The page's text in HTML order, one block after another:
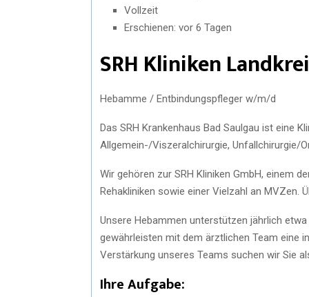
Vollzeit
Erschienen: vor 6 Tagen
SRH Kliniken
Hebamme / Entbindungspfleger w/m/d
Das SRH Krankenhaus Bad Saulgau ist eine
Allgemein-/Viszeralchirurgie, Unfallchirurgie/
Wir gehören zur SRH Kliniken GmbH, einem
Rehakliniken sowie einer Vielzahl an MVZen.
Unsere Hebammen unterstützen jährlich
gewährleisten mit dem ärztlichen Team eine
Verstärkung unseres Teams suchen wir Sie
Ihre Aufgabe: